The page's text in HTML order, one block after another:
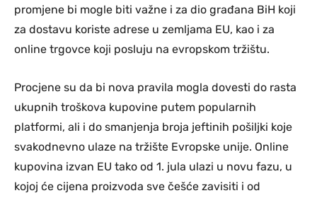
promjene bi mogle biti važne i za dio građana BiH koji
za dostavu koriste adrese u zemljama EU, kao i za
online trgovce koji posluju na evropskom tržištu.
Procjene su da bi nova pravila mogla dovesti do rasta
ukupnih troškova kupovine putem popularnih
platformi, ali i do smanjenja broja jeftinih pošiljki koje
svakodnevno ulaze na tržište Evropske unije. Online
kupovina izvan EU tako od 1. jula ulazi u novu fazu, u
kojoj će cijena proizvoda sve češće zavisiti i od